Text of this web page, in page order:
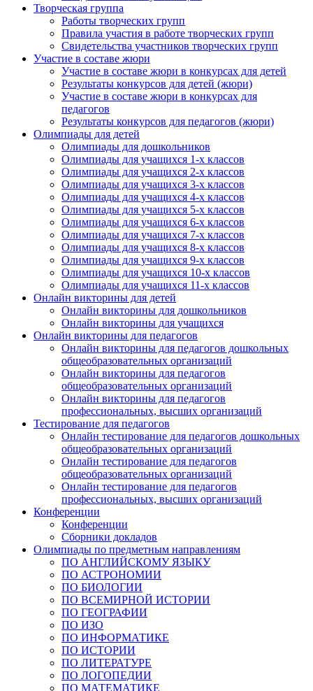
Творческая группа
Работы творческих групп
Правила участия в работе творческих групп
Свидетельства участников творческих групп
Участие в составе жюри
Участие в составе жюри в конкурсах для детей
Результаты конкурсов для детей (жюри)
Участие в составе жюри в конкурсах для
педагогов
Результаты конкурсов для педагогов (жюри)
Олимпиады для детей
Олимпиады для дошкольников
Олимпиады для учащихся 1-х классов
Олимпиады для учащихся 2-х классов
Олимпиады для учащихся 3-х классов
Олимпиады для учащихся 4-х классов
Олимпиады для учащихся 5-х классов
Олимпиады для учащихся 6-х классов
Олимпиады для учащихся 7-х классов
Олимпиады для учащихся 8-х классов
Олимпиады для учащихся 9-х классов
Олимпиады для учащихся 10-х классов
Олимпиады для учащихся 11-х классов
Онлайн викторины для детей
Онлайн викторины для дошкольников
Онлайн викторины для учащихся
Онлайн викторины для педагогов
Онлайн викторины для педагогов дошкольных
общеобразовательных организаций
Онлайн викторины для педагогов
общеобразовательных организаций
Онлайн викторины для педагогов
профессиональных, высших организаций
Тестирование для педагогов
Онлайн тестирование для педагогов дошкольных
общеобразовательных организаций
Онлайн тестирование для педагогов
общеобразовательных организаций
Онлайн тестирование для педагогов
профессиональных, высших организаций
Конференции
Конференции
Сборники докладов
Олимпиады по предметным направлениям
ПО АНГЛИЙСКОМУ ЯЗЫКУ
ПО АСТРОНОМИИ
ПО БИОЛОГИИ
ПО ВСЕМИРНОЙ ИСТОРИИ
ПО ГЕОГРАФИИ
ПО ИЗО
ПО ИНФОРМАТИКЕ
ПО ИСТОРИИ
ПО ЛИТЕРАТУРЕ
ПО ЛОГОПЕДИИ
ПО МАТЕМАТИКЕ